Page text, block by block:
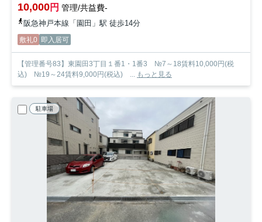
10,000円 管理/共益費-
阪急神戸本線「園田」駅 徒歩14分
敷礼0 即入居可
【管理番号83】東園田3丁目１番1・1番3 №7～18賃料10,000円(税
込) №19～24賃料9,000円(税込) ...
もっと見る
駐車場